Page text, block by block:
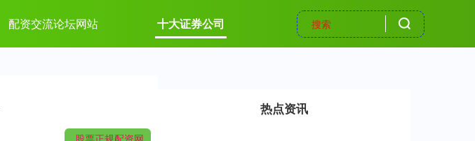
配资交流论坛网站 十大证券公司
股票正规配资网
热点资讯